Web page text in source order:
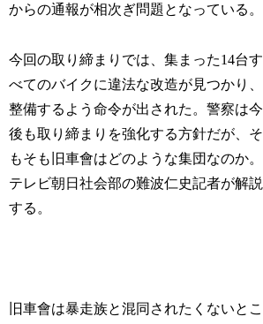
からの通報が相次ぎ問題となっている。
今回の取り締まりでは、集まった14台す
べてのバイクに違法な改造が見つかり、
整備するよう命令が出された。警察は今
後も取り締まりを強化する方針だが、そ
もそも旧車會はどのような集団なのか。
テレビ朝日社会部の難波仁史記者が解説
する。
旧車會は暴走族と混同されたくないとこ